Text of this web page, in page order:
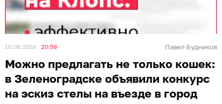
10.08.2026 20:58 Павел Будников
Можно предлагать не только кошек:
в Зеленоградске объявили конкурс
на эскиз стелы на въезде в город